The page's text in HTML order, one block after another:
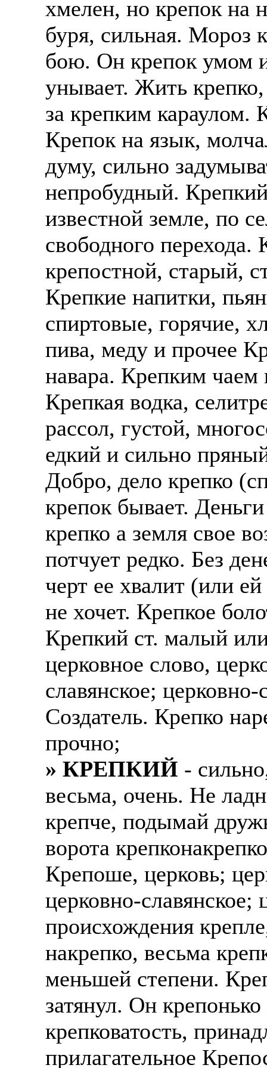
Также смотрите
отправке в другие
А также
рабочий,
стикеровщик.
# работа за границей
# работа за рубежом
# трудоустройство за
# трудоустройство за
В таких банках, как
Промсвязьбанк,
А также в компаниях:
СДЭК, ПЭК и т.д.
В направлениях: без
консультирование,
хмелен, но крепок на
буря, сильная. Мороз
бою. Он крепок умом
унывает. Жить
за крепким караулом.
Крепок на язык,
думу, сильно
непробудный.
известной земле, по
свободного
крепостной, старый,
Крепкие напитки,
спиртовые, горячие,
пива, меду и прочее
навара. Крепким чаем
Крепкая водка,
рассол, густой,
едкий и сильно
Добро, дело крепко
крепок бывает.
крепко а земля свое
потчует редко. Без
черт ее хвалит (или
не хочет. Крепкое
Крепкий ст. малый
церковное слово,
славянское;
Создатель. Крепко
прочно;
» КРЕПКИЙ -
весьма, очень. Не
крепче, подымай
ворота
Крепоше, церковь;
церковно-славянское;
происхождения
накрепко, весьма
меньшей степени.
затянул. Он
крепковатость,
прилагательное